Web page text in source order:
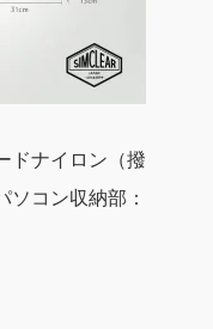
ドナイロン（撥
コン収納部：